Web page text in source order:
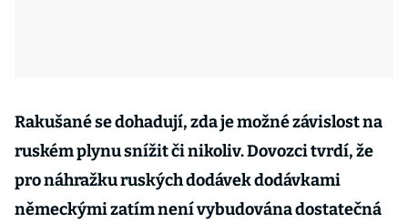
Rakušané se dohadují, zda je možné závislost na
ruském plynu snížit či nikoliv. Dovozci tvrdí, že
pro náhražku ruských dodávek dodávkami
německými zatím není vybudována dostatečná